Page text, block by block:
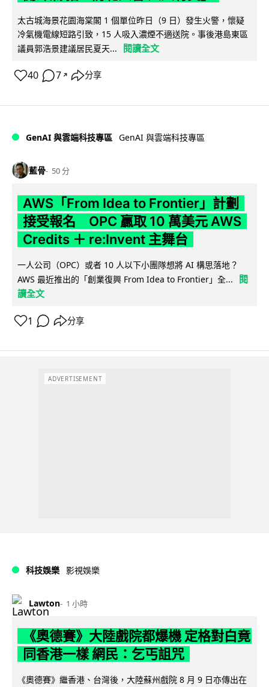
太古城海景花園海棠閣 1 個單位昨日（9 日）發生火警，懷疑
冷氣機電線短路引致，15 人吸入濃煙不適送院。事後港島東區
議員郭浩景建議居民夏天...
閱讀全文
40 7 ↗ 分享
GenAI 與雲端科技專區 GenAI 與雲端科技專區
藍骨 50 分
AWS「From Idea to Frontier」計劃
接受報名 OPC 贏取 10 萬美元 AWS
Credits ＋ re:Invent 主舞台
一人公司（OPC）或者 10 人以下小團隊想將 AI 構思落地？
AWS 最近推出的「創業復興 From Idea to Frontier」全...
閱
讀全文
1 分享
ADVERTISEMENT
科技娛樂 影視娛樂
Lawton 1 小時
《奧德賽》大陸戲院都爆機 定格對白竟
同香港一樣 網民：乞丐詛咒
《奧德賽》繼香港、台灣後，大陸蘇州戲院 8 月 9 日亦傳出在